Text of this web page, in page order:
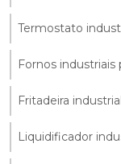
Termostato
Fornos industriais
Fritadeira
Liquidificador